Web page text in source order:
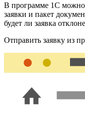
В программе 1С можно
заявки и пакет
будет ли заявка
Отправить заявку из